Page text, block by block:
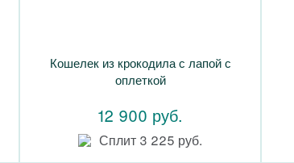
Кошелек из крокодила с лапой с
оплеткой
12 900 руб.
Сплит 3 225 руб.